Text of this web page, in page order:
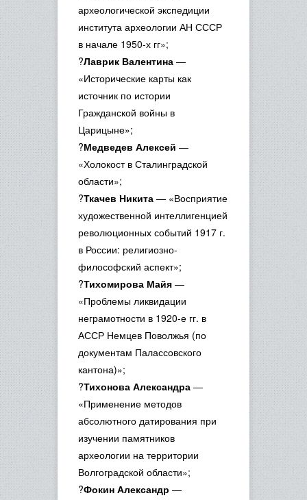
археологической экспедиции
института археологии АН СССР
в начале 1950-х гг»;
?Лаврик Валентина —
«Исторические карты как
источник по истории
Гражданской войны в
Царицыне»;
?Медведев Алексей —
«Холокост в Сталинградской
области»;
?Ткачев Никита — «Восприятие
художественной интеллигенцией
революционных событий 1917 г.
в России: религиозно-
философский аспект»;
?Тихомирова Майя —
«Проблемы ликвидации
неграмотности в 1920-е гг. в
АССР Немцев Поволжья (по
документам Палассовского
кантона)»;
?Тихонова Александра —
«Применение методов
абсолютного датирования при
изучении памятников
археологии на территории
Волгоградской области»;
?Фокин Александр —